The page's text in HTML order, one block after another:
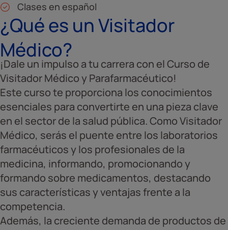
Clases en español
¿Qué es un Visitador
Médico?
¡Dale un impulso a tu carrera con el Curso de
Visitador Médico y Parafarmacéutico!
Este curso te proporciona los conocimientos
esenciales para convertirte en una pieza clave
en el sector de la salud pública. Como Visitador
Médico, serás el puente entre los laboratorios
farmacéuticos y los profesionales de la
medicina, informando, promocionando y
formando sobre medicamentos, destacando
sus características y ventajas frente a la
competencia.
Además, la creciente demanda de productos de